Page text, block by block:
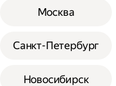
Москва
Санкт-Петербург
Новосибирск